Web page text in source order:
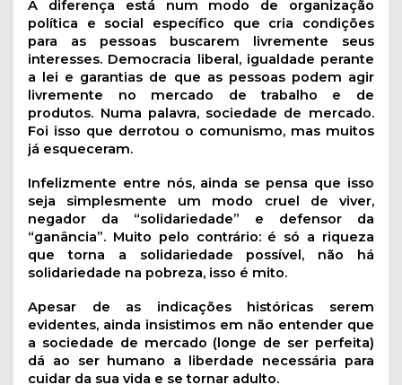
A diferença está num modo de organização
política e social específico que cria condições
para as pessoas buscarem livremente seus
interesses. Democracia liberal, igualdade perante
a lei e garantias de que as pessoas podem agir
livremente no mercado de trabalho e de
produtos. Numa palavra, sociedade de mercado.
Foi isso que derrotou o comunismo, mas muitos
já esqueceram.
Infelizmente entre nós, ainda se pensa que isso
seja simplesmente um modo cruel de viver,
negador da “solidariedade” e defensor da
“ganância”. Muito pelo contrário: é só a riqueza
que torna a solidariedade possível, não há
solidariedade na pobreza, isso é mito.
Apesar de as indicações históricas serem
evidentes, ainda insistimos em não entender que
a sociedade de mercado (longe de ser perfeita)
dá ao ser humano a liberdade necessária para
cuidar da sua vida e se tornar adulto.